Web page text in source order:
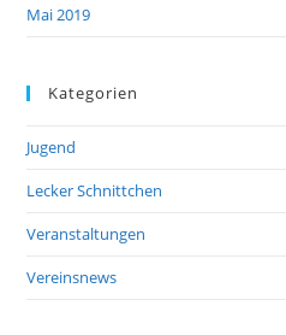
Mai 2019
Kategorien
Jugend
Lecker Schnittchen
Veranstaltungen
Vereinsnews